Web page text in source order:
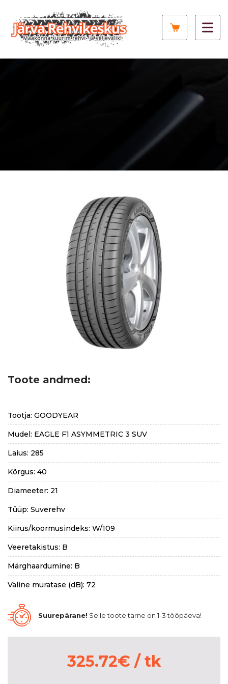
Toote andmed:
Tootja: GOODYEAR
Mudel: EAGLE F1 ASYMMETRIC 3 SUV
Laius: 285
Kõrgus: 40
Diameeter: 21
Tüüp: Suverehv
Kiirus/koormusindeks: W/109
Veeretakistus: B
Märghaardumine: B
Väline müratase (dB): 72
Suurepärane! Selle toote tarne on 1-3 tööpäeva!
325.72€ / tk